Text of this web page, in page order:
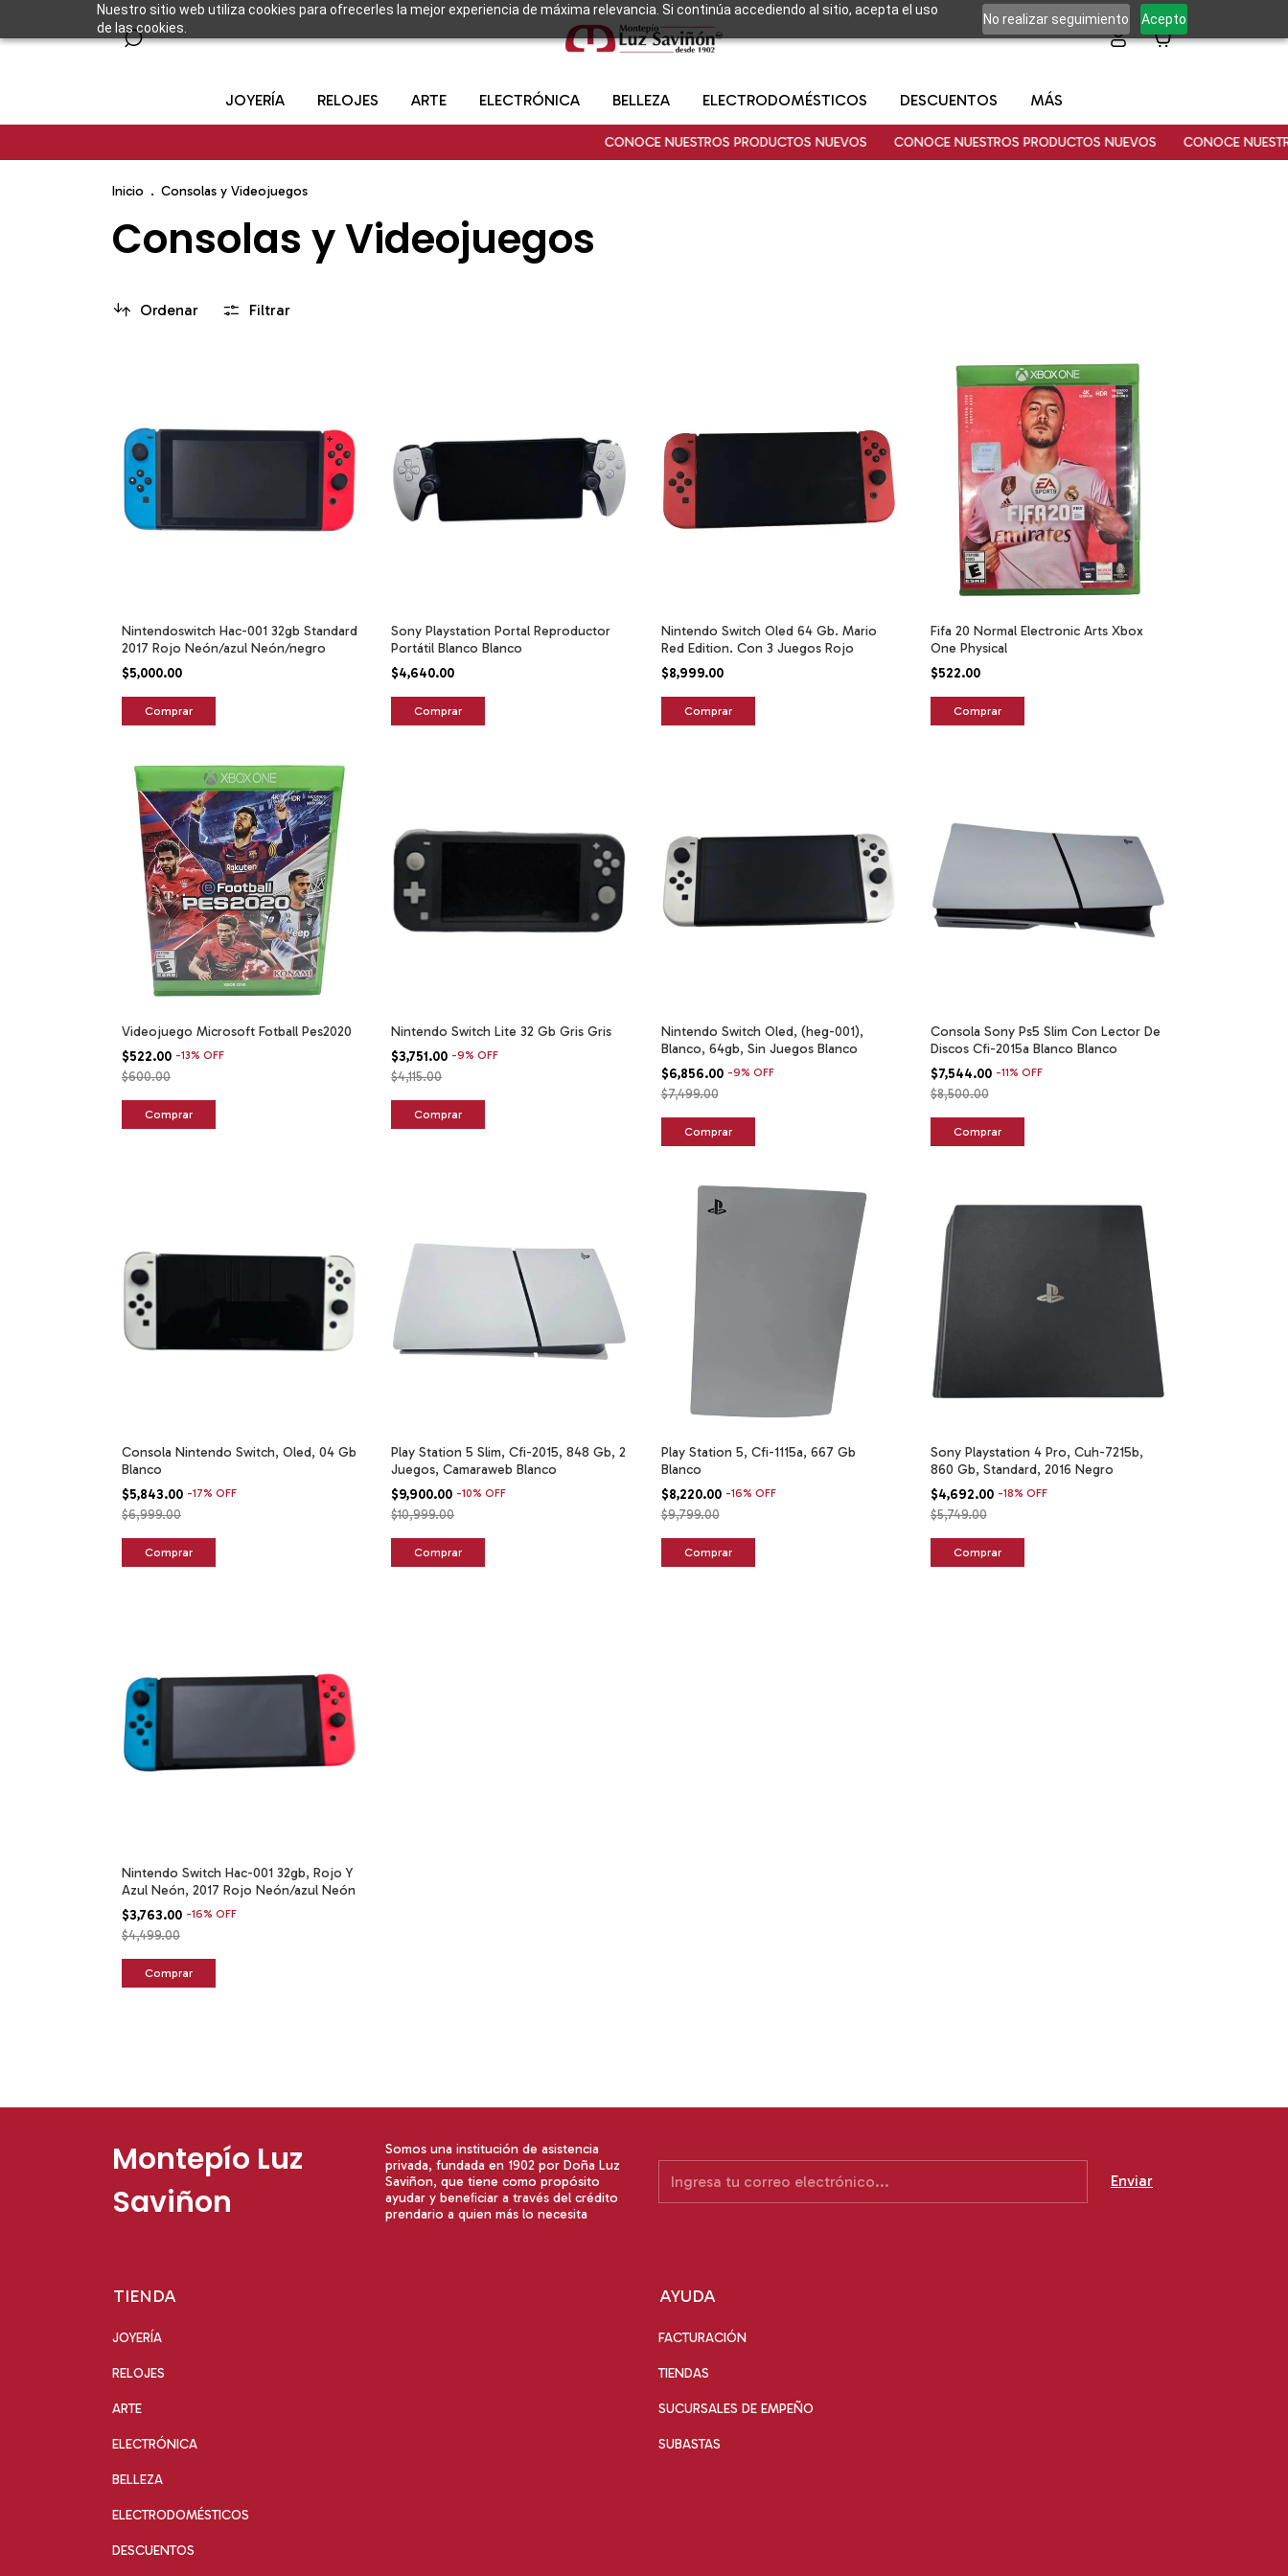
Nuestro sitio web utiliza cookies para ofrecerles la mejor experiencia de máxima relevancia. Si continúa accediendo al sitio, acepta el uso
de las cookies.
No realizar seguimiento Acepto
0
JOYERÍA RELOJES ARTE ELECTRÓNICA BELLEZA ELECTRODOMÉSTICOS DESCUENTOS MÁS
CONOCE NUESTROS PRODUCTOS NUEVOS CONOCE NUESTROS PRODUCTOS NUEVOS CONOCE NUESTROS
Inicio . Consolas y Videojuegos
Consolas y Videojuegos
Ordenar Filtrar
Nintendoswitch Hac-001 32gb Standard
2017 Rojo Neón/azul Neón/negro
$5,000.00
Sony Playstation Portal Reproductor
Portátil Blanco Blanco
$4,640.00
Nintendo Switch Oled 64 Gb. Mario
Red Edition. Con 3 Juegos Rojo
$8,999.00
Fifa 20 Normal Electronic Arts Xbox
One Physical
$522.00
Videojuego Microsoft Fotball Pes2020
$522.00 -13% OFF
$600.00
Nintendo Switch Lite 32 Gb Gris Gris
$3,751.00 -9%OFF
$4,115.00
Nintendo Switch Oled, (heg-001),
Blanco, 64gb, Sin Juegos Blanco
$6,856.00 -9% OFF
$7,499.00
Consola Sony Ps5 Slim Con Lector De
Discos Cfi-2015a Blanco Blanco
$7,544.00 -11% OFF
$8,500.00
Consola Nintendo Switch, Oled, 04 Gb
Blanco
$5,843.00 -17% OFF
$6,999.00
Play Station 5 Slim, Cfi-2015, 848 Gb, 2
Juegos, Camaraweb Blanco
$9,900.00 -10%OFF
$10,999.00
Play Station 5, Cfi-1115a, 667 Gb
Blanco
$8,220.00 -16% OFF
$9,799.00
Sony Playstation 4 Pro, Cuh-7215b,
860 Gb, Standard, 2016 Negro
$4,692.00 -18% OFF
$5,749.00
Nintendo Switch Hac-001 32gb, Rojo Y
Azul Neón, 2017 Rojo Neón/azul Neón
$3,763.00 -16% OFF
$4,499.00
Montepío Luz
Saviñon
Somos una institución de asistencia
privada, fundada en 1902 por Doña Luz
Saviñon, que tiene como propósito
ayudar y beneﬁciar a través del crédito
prendario a quien más lo necesita
TIENDA
JOYERÍA
RELOJES
ARTE
ELECTRÓNICA
BELLEZA
ELECTRODOMÉSTICOS
DESCUENTOS
AYUDA
FACTURACIÓN
TIENDAS
SUCURSALES DE EMPEÑO
SUBASTAS